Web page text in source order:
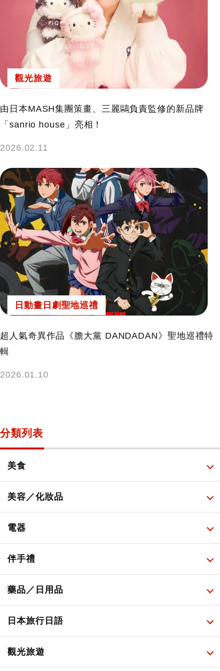
觀光旅遊
由日本MASH集團策畫、三麗鷗負責監修的新品牌
「sanrio house」亮相！
2026.02.11
日動畫日劇聖地巡禮
超人氣奇異作品《膽大黨 DANDADAN》聖地巡禮特
輯
2026.01.10
分類列表
美食
所有
甜點・菓子
人氣店鋪美食
必吃的日式早餐
日本酒達人
美容／化妝品
所有
便利商店化妝品
藥妝店化妝品
電器
所有
健康/美容儀器
廚房家電
伴手禮
所有
伴手禮排行榜
免稅商店
藥品／日用品
所有
百圓商店
日本旅行日語
所有
觀光旅遊